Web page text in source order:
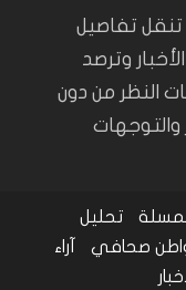
تنقل تفاصيل
وترصد
النظر من دون
تحليل
صحافي
آراء